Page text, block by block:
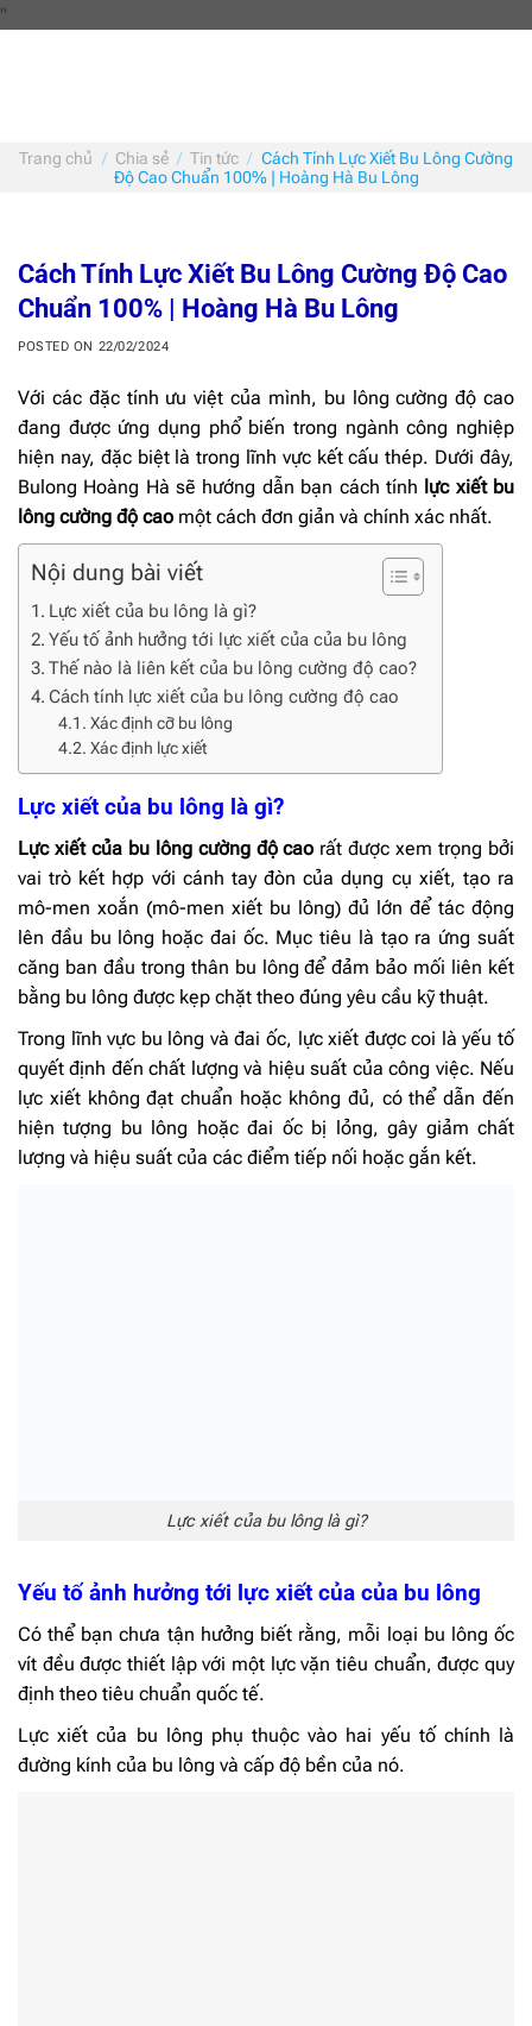
"
Trang chủ / Chia sẻ / Tin tức / Cách Tính Lực Xiết Bu Lông Cường
Độ Cao Chuẩn 100% | Hoàng Hà Bu Lông
Cách Tính Lực Xiết Bu Lông Cường Độ Cao
Chuẩn 100% | Hoàng Hà Bu Lông
POSTED ON 22/02/2024
Với các đặc tính ưu việt của mình, bu lông cường độ cao
đang được ứng dụng phổ biến trong ngành công nghiệp
hiện nay, đặc biệt là trong lĩnh vực kết cấu thép. Dưới đây,
Bulong Hoàng Hà sẽ hướng dẫn bạn cách tính lực xiết bu
lông cường độ cao một cách đơn giản và chính xác nhất.
Nội dung bài viết
Lực xiết của bu lông là gì?
Yếu tố ảnh hưởng tới lực xiết của của bu lông
Thế nào là liên kết của bu lông cường độ cao?
Cách tính lực xiết của bu lông cường độ cao
Xác định cỡ bu lông
Xác định lực xiết
Lực xiết của bu lông là gì?
Lực xiết của bu lông cường độ cao rất được xem trọng bởi
vai trò kết hợp với cánh tay đòn của dụng cụ xiết, tạo ra
mô-men xoắn (mô-men xiết bu lông) đủ lớn để tác động
lên đầu bu lông hoặc đai ốc. Mục tiêu là tạo ra ứng suất
căng ban đầu trong thân bu lông để đảm bảo mối liên kết
bằng bu lông được kẹp chặt theo đúng yêu cầu kỹ thuật.
Trong lĩnh vực bu lông và đai ốc, lực xiết được coi là yếu tố
quyết định đến chất lượng và hiệu suất của công việc. Nếu
lực xiết không đạt chuẩn hoặc không đủ, có thể dẫn đến
hiện tượng bu lông hoặc đai ốc bị lỏng, gây giảm chất
lượng và hiệu suất của các điểm tiếp nối hoặc gắn kết.
Lực xiết của bu lông là gì?
Yếu tố ảnh hưởng tới lực xiết của của bu lông
Có thể bạn chưa tận hưởng biết rằng, mỗi loại bu lông ốc
vít đều được thiết lập với một lực vặn tiêu chuẩn, được quy
định theo tiêu chuẩn quốc tế.
Lực xiết của bu lông phụ thuộc vào hai yếu tố chính là
đường kính của bu lông và cấp độ bền của nó.